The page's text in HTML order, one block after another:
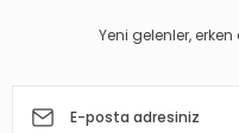
Yeni gelenler,